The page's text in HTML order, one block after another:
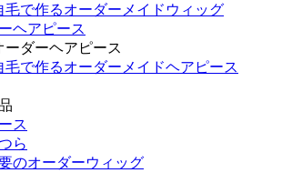
毛で作るオーダーメイドウィッグ
ヘアピース
ーダーヘアピース
毛で作るオーダーメイドヘアピース
ス
ら
のオーダーウィッグ